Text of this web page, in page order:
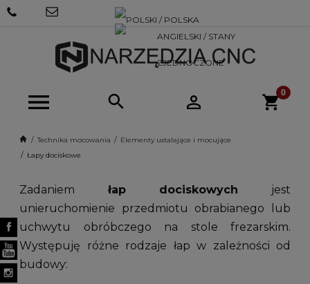
SKLEP@NARZEDZIACNC.PL
Technika mocowania
Elementy ustalające i mocujące
Łapy dociskowe
Zadaniem łap dociskowych jest
unieruchomienie przedmiotu obrabianego lub
uchwytu obróbczego na stole frezarskim.
Występuję różne rodzaje łap w zależności od
budowy: